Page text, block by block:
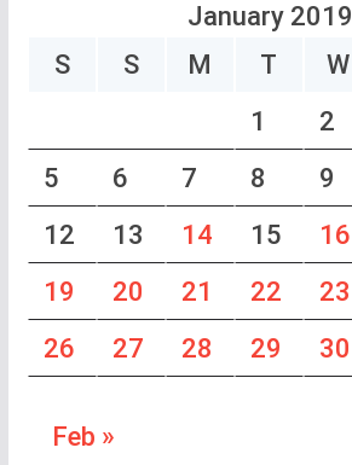
January 2019
S
S M T W
1
2
5
6 7 8 9
12
13 14 15 16
19
20 21 22 23
26
27 28 29 30
Feb »